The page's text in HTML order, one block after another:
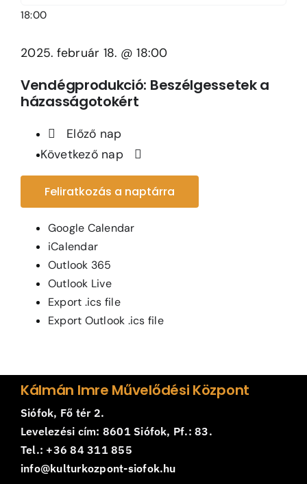
18:00
2025. február 18. @ 18:00
Vendégprodukció: Beszélgessetek a
házasságotokért
Előző nap
Következő nap
Feliratkozás a naptárra
Google Calendar
iCalendar
Outlook 365
Outlook Live
Export .ics file
Export Outlook .ics file
Kálmán Imre Művelődési Központ
Siófok, Fő tér 2.
Levelezési cím: 8601 Siófok, Pf.: 83.
Tel.: +36 84 311 855
info@kulturkozpont-siofok.hu